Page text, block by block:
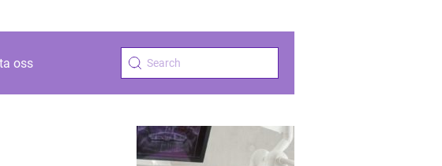
oss